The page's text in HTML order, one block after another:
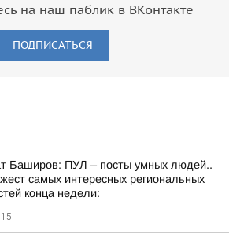
на наш паблик в ВКонтакте
ПОДПИСАТЬСЯ
Баширов: ПУЛ – посты умных людей..
самых интересных региональных
конца недели: